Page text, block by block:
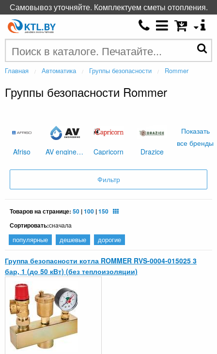
Главная Автоматика Группы безопасности Rommer
Группы безопасности Rommer
Afriso AV engineering Capricorn Drazice
Показать
все бренды
Фильтр
Товаров на странице: 50 |100 |150
Сортировать:сначала
популярные дешевые дорогие
Группа безопасности котла ROMMER RVS-0004-015025 3
бар, 1 (до 50 кВт) (без теплоизоляции)
Самовывоз уточняйте. Комплектуем сметы отопления.